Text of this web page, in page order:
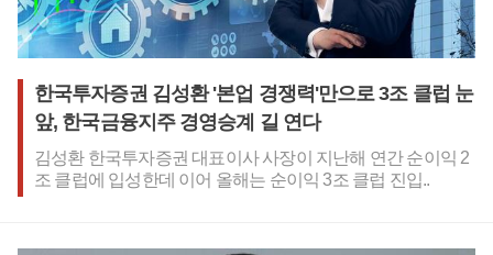
에 '개별 기업 실적에는 업황과 수출 등 다양한 요인이 작용하지
만 재생에너지 사업 확대가 기업의 실적을 위협한다는 일각의
주장은 이번 분석 결과와 부합하지 않는다'며 '오히려 전력망과
기자재를 비롯한 새로운 성장시장과 사업 기회를 확대하는 측
면에 주목해야 한다'고 말했다.비즈니스포스트는 이번 데이터
집계를 위해 한국 전자공시시스템 API키를 활용한 디지털 코딩
장장치, 수소, 풍력, 태양광 등 키워드를 활용해 기업의 사업들을
선별해 개별 프로젝트로 저장했다. 개별 프로젝트별로 중복되
한국투자증권 김성환 '본업 경쟁력'만으로 3조 클럽 눈
앞, 한국금융지주 경영승계 길 연다
김성환 한국투자증권 대표이사 사장이 지난해 연간 순이익 2
조 클럽에 입성한데 이어 올해는 순이익 3조 클럽 진입..